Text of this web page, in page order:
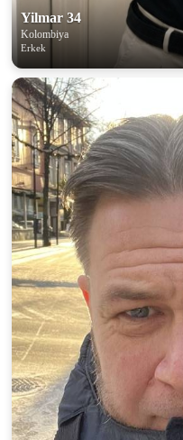
Yilmar 34
Kolombiya
Erkek